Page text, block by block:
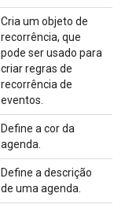
Cria um objeto de
recorrência, que
pode ser usado para
criar regras de
recorrência de
eventos.
Define a cor da
agenda.
Define a descrição
de uma agenda.